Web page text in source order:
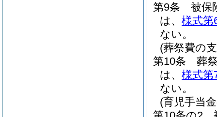
第9条
被保
は、 様式第
ない。
(葬祭費の
第10条
葬
は、 様式第
ない。
(育児手当